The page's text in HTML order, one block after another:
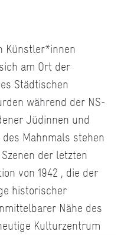
Künstler*innen
am Ort der
Städtischen
während der NS-
Jüdinnen und
Mahnmals stehen
der letzten
von 1942 , die der
historischer
Nähe des
Kulturzentrum